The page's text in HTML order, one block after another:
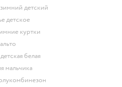
зимний детский
детское
куртки
белая
мальчика